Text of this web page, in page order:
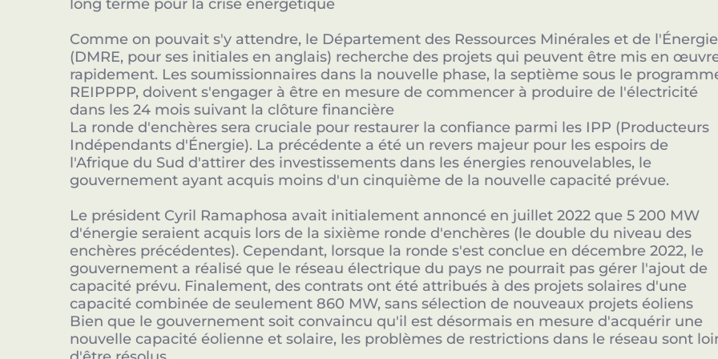
long terme pour la crise énergétique
Comme on pouvait s'y attendre, le Département des Ressources Minérales et de l'Énergie
(DMRE, pour ses initiales en anglais) recherche des projets qui peuvent être mis en
rapidement. Les soumissionnaires dans la nouvelle phase, la septième sous le
REIPPPP, doivent s'engager à être en mesure de commencer à produire de l'électricité
dans les 24 mois suivant la clôture financière
La ronde d'enchères sera cruciale pour restaurer la confiance parmi les IPP (Producteurs
Indépendants d'Énergie). La précédente a été un revers majeur pour les espoirs de
l'Afrique du Sud d'attirer des investissements dans les énergies renouvelables, le
gouvernement ayant acquis moins d'un cinquième de la nouvelle capacité prévue.
Le président Cyril Ramaphosa avait initialement annoncé en juillet 2022 que 5 200 MW
d'énergie seraient acquis lors de la sixième ronde d'enchères (le double du niveau des
enchères précédentes). Cependant, lorsque la ronde s'est conclue en décembre 2022, le
gouvernement a réalisé que le réseau électrique du pays ne pourrait pas gérer l'ajout de
capacité prévu. Finalement, des contrats ont été attribués à des projets solaires d'une
capacité combinée de seulement 860 MW, sans sélection de nouveaux projets éoliens
Bien que le gouvernement soit convaincu qu'il est désormais en mesure d'acquérir une
nouvelle capacité éolienne et solaire, les problèmes de restrictions dans le réseau sont
Partenaires clés de l'innovation en Afrique.
Devenir Sponsor